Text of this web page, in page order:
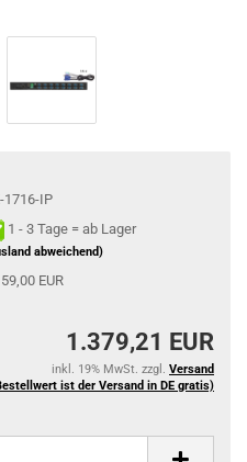
1716-IP
1 - 3 Tage = ab Lager
abweichend)
EUR
1.379,21 EUR
inkl. 19% MwSt. zzgl. Versand
ist der Versand in DE gratis)